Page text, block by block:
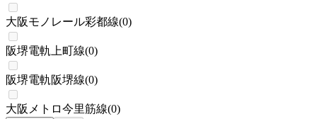
大阪モノレール彩都線(0)
阪堺電軌上町線(0)
阪堺電軌阪堺線(0)
大阪メトロ今里筋線(0)